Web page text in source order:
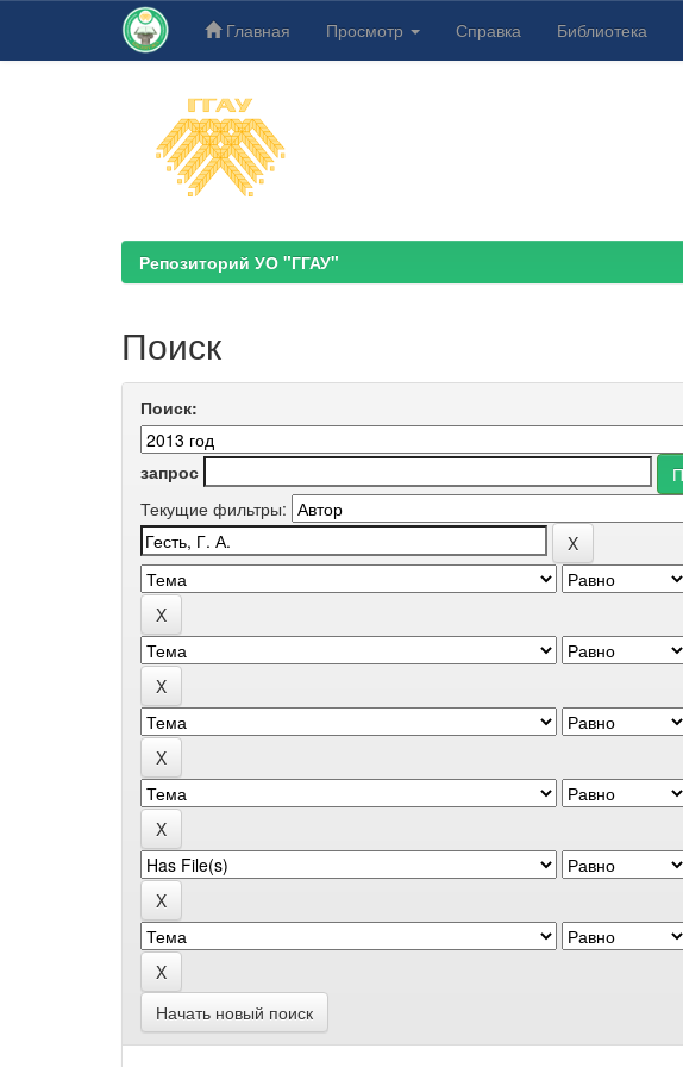
Главная Просмотр Справка Библиотека
Репозиторий УО "ГГАУ"
Поиск
Поиск:
запрос
Текущие фильтры:
Начать новый поиск